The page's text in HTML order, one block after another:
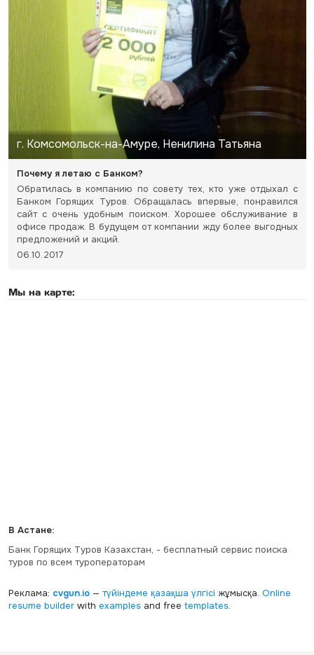
г. Комсомольск-на-Амуре, Ненилина Татьяна
Почему я летаю с Банком?
Обратилась в компанию по совету тех, кто уже отдыхал с
Банком Горящих Туров. Обращалась впервые, понравился
сайт с очень удобным поиском. Хорошее обслуживание в
офисе продаж. В будущем от компании жду более выгодных
предложений и акций.
06.10.2017
Мы на карте:
В Астане:
Банк Горящих Туров Казахстан, - бесплатный сервис поиска
туров по всем туроператорам
Реклама: cvgun.io— түйіндеме қазақша үлгісі жұмысқа. Online
resume builderwith examplesand free templates.